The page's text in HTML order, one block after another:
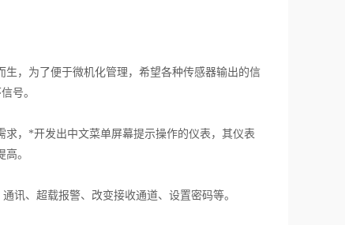
，为了便于微机化管理，希望各种传感器输出的信
号。
，*开发出中文菜单屏幕提示操作的仪表，其仪表
。
、超载报警、改变接收通道、设置密码等。